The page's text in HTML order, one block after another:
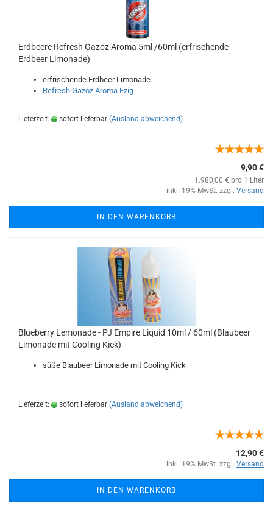
Erdbeere Refresh Gazoz Aroma 5ml /60ml (erfrischende
Erdbeer Limonade)
erfrischende Erdbeer Limonade
Refresh Gazoz Aroma Ezig
Lieferzeit: sofort lieferbar (Ausland abweichend)
9,90 €
1.980,00 € pro 1 Liter
inkl. 19% MwSt. zzgl. Versand
IN DEN WARENKORB
Blueberry Lemonade - PJ Empire Liquid 10ml / 60ml (Blaubeer
Limonade mit Cooling Kick)
süße Blaubeer Limonade mit Cooling Kick
Lieferzeit: sofort lieferbar (Ausland abweichend)
12,90 €
inkl. 19% MwSt. zzgl. Versand
IN DEN WARENKORB